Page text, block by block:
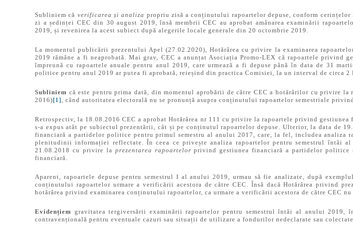
Subliniem că verificarea și analiza propriu zisă a conținutului rapoartelor depuse, conform
zi a ședinței CEC din 30 august 2019, însă membrii CEC au aprobat amânarea examinării
2019, și revenirea la acest subiect după alegerile locale generale din 20 octombrie 2019.
La momentul publicării prezentului Apel (27.02.2020), Hotărârea cu privire la examinarea
2019 rămâne a fi neaprobată. Mai grav, CEC a anunțat Asociația Promo-LEX că rapoartele
împreună cu rapoartele anuale pentru anul 2019, care urmează a fi depuse până în data de 31
politice pentru anul 2019 ar putea fi aprobată, reieșind din practica Comisiei, la un interval de circa 2
Subliniem că este pentru prima dată, din momentul aprobării de către CEC a hotărârilor cu privire
2016)[1] , când autoritatea electorală nu se pronunță asupra conținutului rapoartelor semestriale
Retrospectiv, la 18.08.2016 CEC a aprobat Hotărârea nr 111 cu privire la rapoartele privind
s-a expus atât pe subiectul prezentării, cât și pe conținutul rapoartelor depuse. Ulterior, la data de
financiară a partidelor politice pentru primul semestru al anului 2017, care, la fel, includea analiza
plenitudinii informației reflectate. În ceea ce privește analiza rapoartelor pentru semestrul întâi
21.08.2018 cu privire la prezentarea rapoartelor privind gestiunea financiară a partidelor
financiară.
Aparent, rapoartele depuse pentru semestrul I al anului 2019, urmau să fie analizate, după
conținutului rapoartelor urmare a verificării acestora de către CEC. Însă dacă Hotărârea privind
hotărârea privind examinarea conținutului rapoartelor, ca urmare a verificării acestora de către CEC
Evidențiem gravitatea tergiversării examinării rapoartelor pentru semestrul întâi al anului 2019,
contravențională pentru eventuale cazuri sau situații de utilizare a fondurilor nedeclarate sau